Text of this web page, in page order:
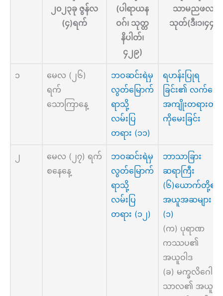
၂၀၂၃ခု ဇွန်လ
(၄)ရက်
(ပါရာယန
ဝဂ်၊ သုတ္တ
နိပါတ်၊
၄၂၉)
သာမညဖလ
သုတ်(ဒီ၊၁၊၄၄)
၁
မေလ (၂၆)
ရက်
သောကြာနေ့
ဘဝဆင်းရဲမှ
လွတ်မြောက်
ရာသို့
လမ်းပြ
တရား (၁၁)
ရဟန်းပြုရ
ခြင်း၏ လက်တွေ့
အကျိုးတရားတို့
ကိုမေးခြင်း
၂
မေလ (၂၇) ရက်
စနေနေ့
ဘဝဆင်းရဲမှ
လွတ်မြောက်
ရာသို့
လမ်းပြ
တရား (၁၂)
ဘာသာခြား
ဆရာကြီး
(၆)ယောက်တို့၏
အယူအဆများ
(၁)
(က) ပုရာဏ
ကဿပ၏
အယူဝါဒ
(ခ) မက္ခလိဂေါ
သာလ၏ အယူဝါ